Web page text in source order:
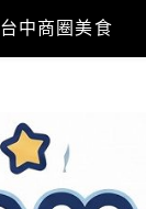
台中商圈美食